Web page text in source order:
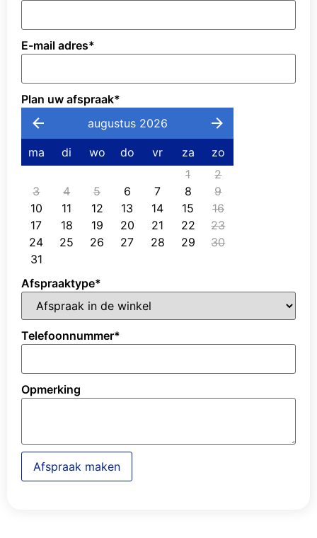
E-mail adres*
Plan uw afspraak*
augustus 2026
ma di wo do vr za
zo
1
2
3
4 5 6 7 8
9
10
11 12 13 14 15
16
17
18 19 20 21 22
23
24
25 26 27 28 29
30
31
Afspraaktype*
Telefoonnummer*
Opmerking
Afspraak maken